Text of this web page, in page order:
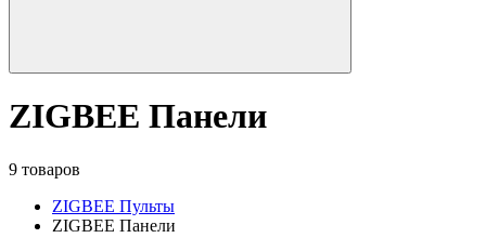
ZIGBEE Панели
9 товаров
ZIGBEE Пульты
ZIGBEE Панели